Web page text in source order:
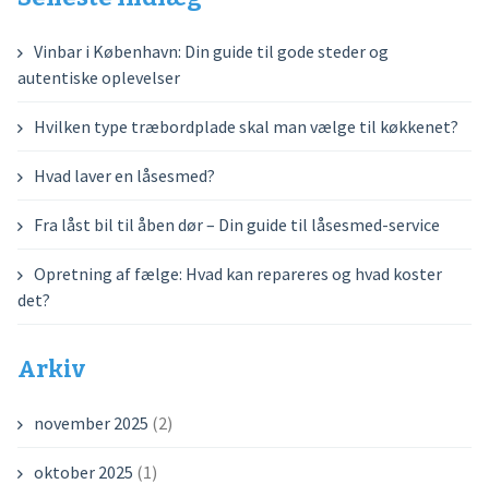
Vinbar i København: Din guide til gode steder og
autentiske oplevelser
Hvilken type træbordplade skal man vælge til køkkenet?
Hvad laver en låsesmed?
Fra låst bil til åben dør – Din guide til låsesmed-service
Opretning af fælge: Hvad kan repareres og hvad koster
det?
Arkiv
november 2025 (2)
oktober 2025 (1)